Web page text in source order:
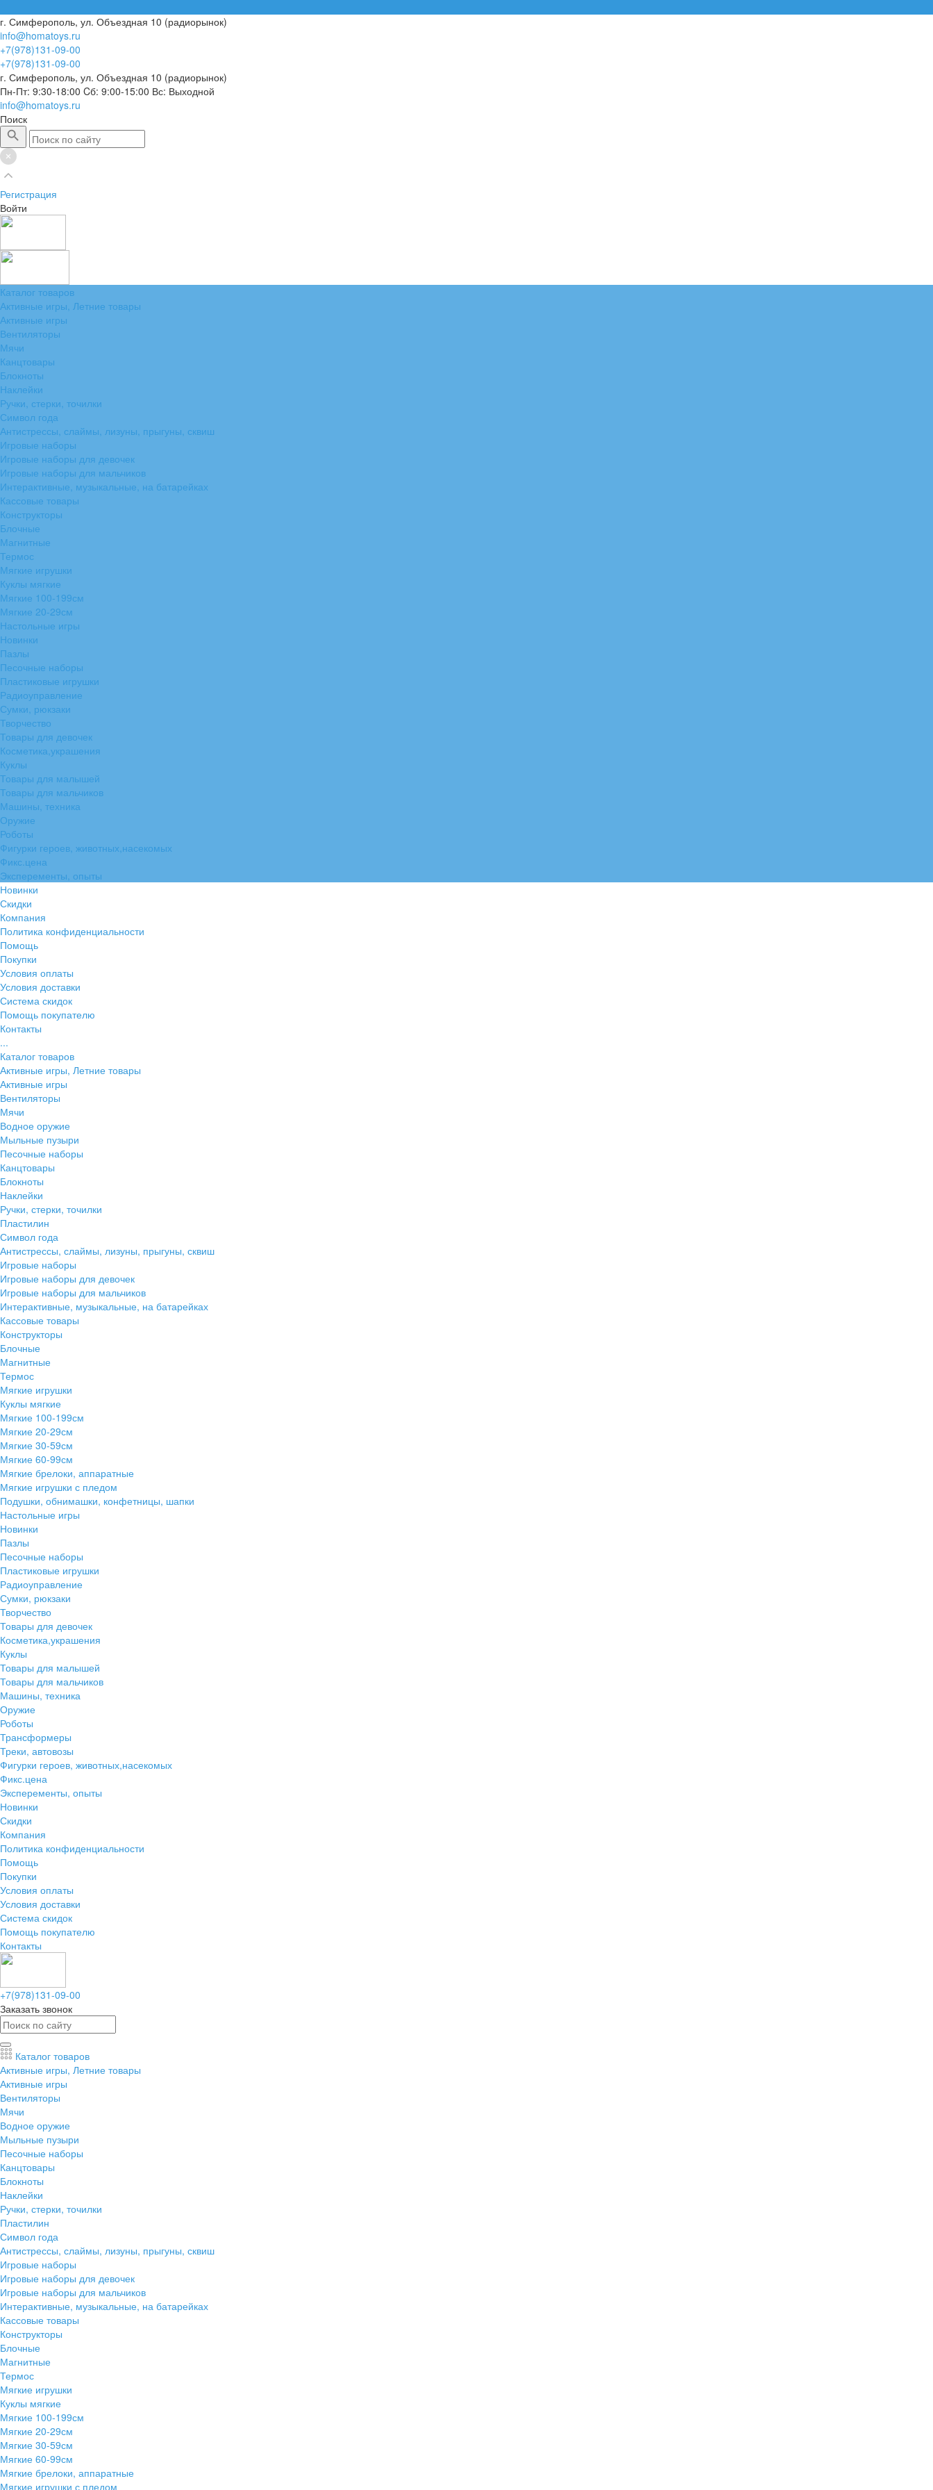
г. Симферополь, ул. Объездная 10 (радиорынок)
info@homatoys.ru
+7(978)131-09-00
+7(978)131-09-00
г. Симферополь, ул. Объездная 10 (радиорынок)
Пн-Пт: 9:30-18:00 Cб: 9:00-15:00 Вс: Выходной
info@homatoys.ru
Поиск
Регистрация
Войти
Каталог товаров
Активные игры, Летние товары
Активные игры
Вентиляторы
Мячи
Канцтовары
Блокноты
Наклейки
Ручки, стерки, точилки
Символ года
Антистрессы, слаймы, лизуны, прыгуны, сквиш
Игровые наборы
Игровые наборы для девочек
Игровые наборы для мальчиков
Интерактивные, музыкальные, на батарейках
Кассовые товары
Конструкторы
Блочные
Магнитные
Термос
Мягкие игрушки
Куклы мягкие
Мягкие 100-199см
Мягкие 20-29см
Настольные игры
Новинки
Пазлы
Песочные наборы
Пластиковые игрушки
Радиоуправление
Сумки, рюкзаки
Творчество
Товары для девочек
Косметика,украшения
Куклы
Товары для малышей
Товары для мальчиков
Машины, техника
Оружие
Роботы
Фигурки героев, животных,насекомых
Фикс.цена
Эксперементы, опыты
Новинки
Скидки
Компания
Политика конфиденциальности
Помощь
Покупки
Условия оплаты
Условия доставки
Система скидок
Помощь покупателю
Контакты
...
Каталог товаров
Активные игры, Летние товары
Активные игры
Вентиляторы
Мячи
Водное оружие
Мыльные пузыри
Песочные наборы
Канцтовары
Блокноты
Наклейки
Ручки, стерки, точилки
Пластилин
Символ года
Антистрессы, слаймы, лизуны, прыгуны, сквиш
Игровые наборы
Игровые наборы для девочек
Игровые наборы для мальчиков
Интерактивные, музыкальные, на батарейках
Кассовые товары
Конструкторы
Блочные
Магнитные
Термос
Мягкие игрушки
Куклы мягкие
Мягкие 100-199см
Мягкие 20-29см
Мягкие 30-59см
Мягкие 60-99см
Мягкие брелоки, аппаратные
Мягкие игрушки с пледом
Подушки, обнимашки, конфетницы, шапки
Настольные игры
Новинки
Пазлы
Песочные наборы
Пластиковые игрушки
Радиоуправление
Сумки, рюкзаки
Творчество
Товары для девочек
Косметика,украшения
Куклы
Товары для малышей
Товары для мальчиков
Машины, техника
Оружие
Роботы
Трансформеры
Треки, автовозы
Фигурки героев, животных,насекомых
Фикс.цена
Эксперементы, опыты
Новинки
Скидки
Компания
Политика конфиденциальности
Помощь
Покупки
Условия оплаты
Условия доставки
Система скидок
Помощь покупателю
Контакты
+7(978)131-09-00
Заказать звонок
Каталог товаров
Активные игры, Летние товары
Активные игры
Вентиляторы
Мячи
Водное оружие
Мыльные пузыри
Песочные наборы
Канцтовары
Блокноты
Наклейки
Ручки, стерки, точилки
Пластилин
Символ года
Антистрессы, слаймы, лизуны, прыгуны, сквиш
Игровые наборы
Игровые наборы для девочек
Игровые наборы для мальчиков
Интерактивные, музыкальные, на батарейках
Кассовые товары
Конструкторы
Блочные
Магнитные
Термос
Мягкие игрушки
Куклы мягкие
Мягкие 100-199см
Мягкие 20-29см
Мягкие 30-59см
Мягкие 60-99см
Мягкие брелоки, аппаратные
Мягкие игрушки с пледом